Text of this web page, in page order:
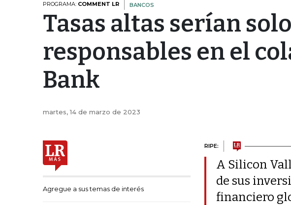
PROGRAMA: COMMENT LR BANCOS
Tasas altas serían
responsables en el
Bank
martes, 14 de marzo de 2023
Agregue a sus temas de interés
RIPE:
A Silicon
de sus
financiero